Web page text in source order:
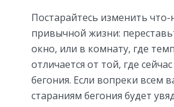
Постарайтесь изменить что-
привычной жизни:
окно, или в комнату, где
отличается от той, где
бегония. Если вопреки всем
стараниям бегония будет